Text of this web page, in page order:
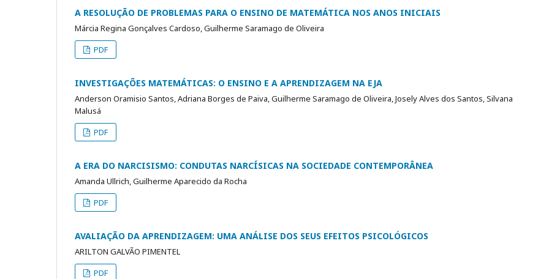
A RESOLUÇÃO DE PROBLEMAS PARA O ENSINO DE MATEMÁTICA NOS ANOS INICIAIS
Márcia Regina Gonçalves Cardoso, Guilherme Saramago de Oliveira
PDF
INVESTIGAÇÕES MATEMÁTICAS: O ENSINO E A APRENDIZAGEM NA EJA
Anderson Oramisio Santos, Adriana Borges de Paiva, Guilherme Saramago de Oliveira, Josely Alves dos Santos, Silvana
Malusá
PDF
A ERA DO NARCISISMO: CONDUTAS NARCÍSICAS NA SOCIEDADE CONTEMPORÂNEA
Amanda Ullrich, Guilherme Aparecido da Rocha
PDF
AVALIAÇÃO DA APRENDIZAGEM: UMA ANÁLISE DOS SEUS EFEITOS PSICOLÓGICOS
ARILTON GALVÃO PIMENTEL
PDF